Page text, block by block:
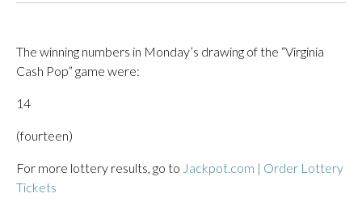
The winning numbers in Monday’s drawing of the “Virginia
Cash Pop” game were:
14
(fourteen)
For more lottery results, go to Jackpot.com | Order Lottery
Tickets